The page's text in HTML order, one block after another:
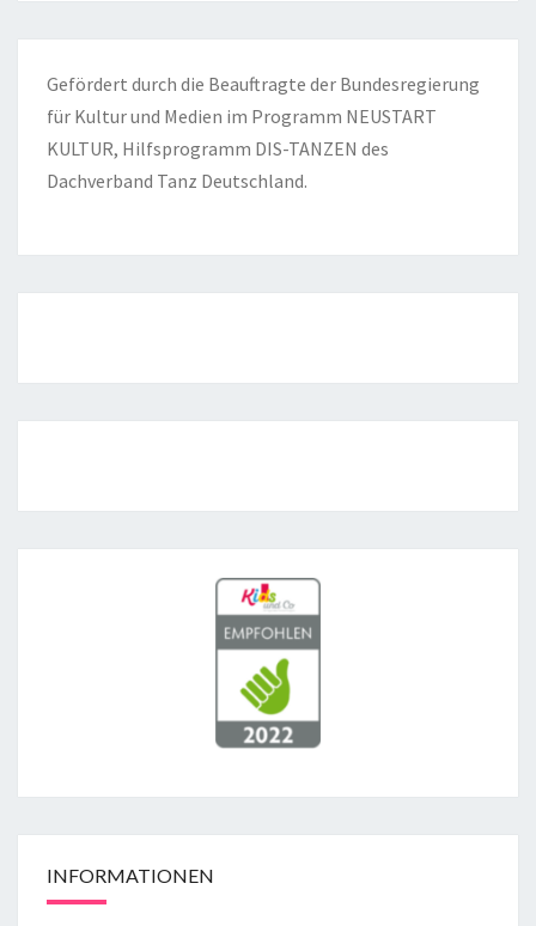
Gefördert durch die Beauftragte der Bundesregierung
für Kultur und Medien im Programm NEUSTART
KULTUR, Hilfsprogramm DIS-TANZEN des
Dachverband Tanz Deutschland.
INFORMATIONEN